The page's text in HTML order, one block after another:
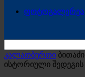
ფოტოგალერეა
კალათბურთი
ისტორიული შედეგის